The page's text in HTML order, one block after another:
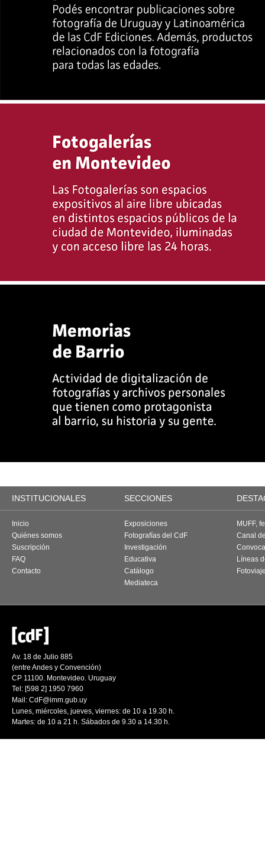
INSTITUCIONALES SECCIONES
Inicio
Quiénes somos
Suscripción
FAQ
Contacto
Exposiciones
Fotografías del CdF
Investigación
Educativa
Catálogo
Mediateca
MUFF,
Canal
Líneas
Av. 18 de Julio 885
(entre Andes y Convención)
CP 11100. Montevideo. Uruguay
Tel: [598 2] 1950 7960
Mail: CdF@imm.gub.uy
Lunes, miércoles, jueves, viernes: de 10 a 19.30 h.
Martes: de 10 a 21 h. Sábados de 9.30 a 14.30 h.